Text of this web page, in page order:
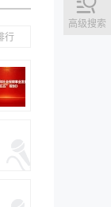
高级搜索
行